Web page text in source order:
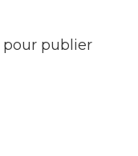
pour publier